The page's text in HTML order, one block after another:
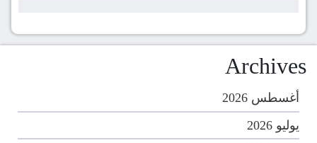
Archives
أغسطس 2026
يوليو 2026